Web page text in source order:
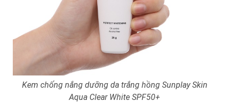
Kem chống nắng dưỡng da trắng hồng Sunplay Skin
Aqua Clear White SPF50+